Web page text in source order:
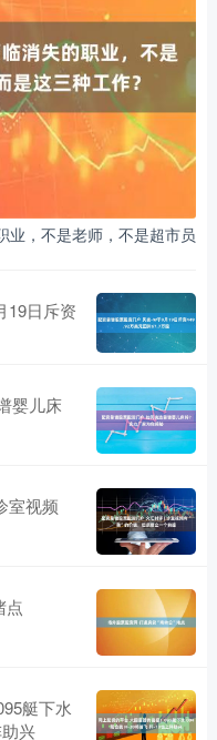
业，不是老师，不是超市员
19日斥资
婴儿床
室视频
点
艇下水
兴